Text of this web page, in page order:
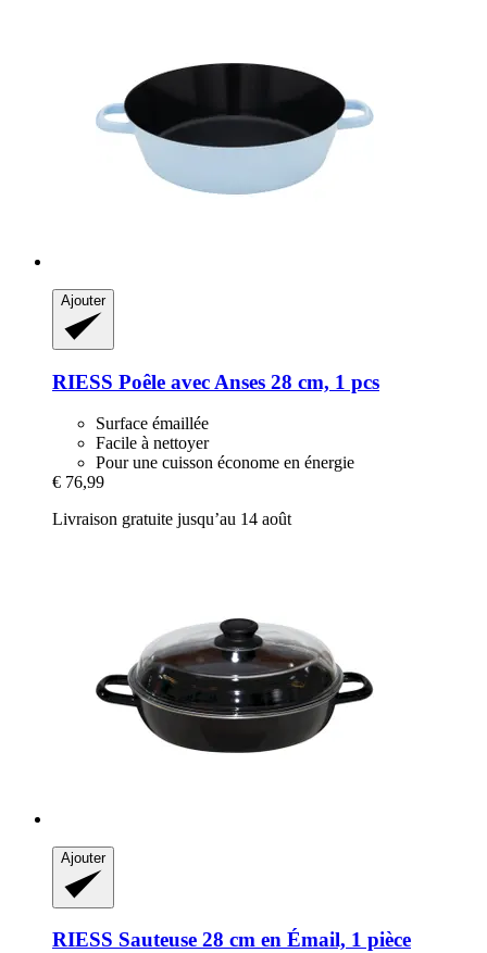
Ajouter
RIESS Poêle avec Anses 28 cm, 1 pcs
Surface émaillée
Facile à nettoyer
Pour une cuisson économe en énergie
€ 76,99
Livraison gratuite jusqu’au 14 août
Ajouter
RIESS Sauteuse 28 cm en Émail, 1 pièce